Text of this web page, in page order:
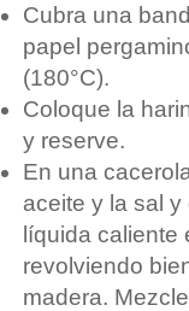
Cubra una
papel
(180°C).
Coloque la
y reserve.
En una
aceite y la sal y
líquida caliente
revolviendo
madera.